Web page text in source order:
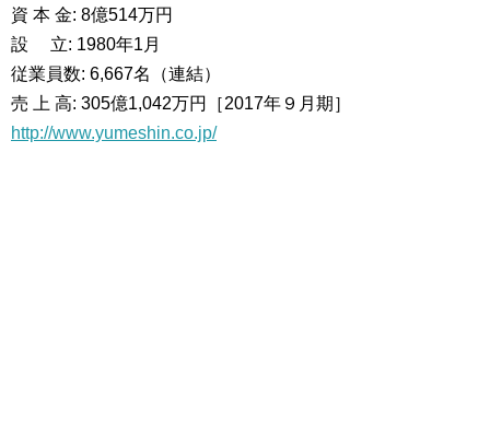
資 本 金: 8億514万円
設 立: 1980年1月
従業員数: 6,667名（連結）
売 上 高: 305億1,042万円［2017年９月期］
http://www.yumeshin.co.jp/